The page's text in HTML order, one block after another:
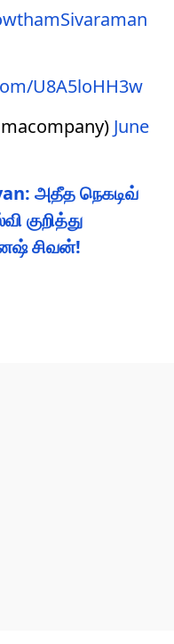
U8A5loHH3w
June
அதீத நெகடிவ்
குறித்து
சிவன்!